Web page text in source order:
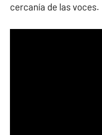
cercanía de las voces.